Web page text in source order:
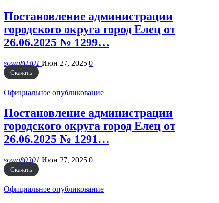
Постановление администрации
городского округа город Елец от
26.06.2025 № 1299…
sowa80301 Июн 27, 2025 0
Скачать
Официальное опубликование
Постановление администрации
городского округа город Елец от
26.06.2025 № 1291…
sowa80301 Июн 27, 2025 0
Скачать
Официальное опубликование